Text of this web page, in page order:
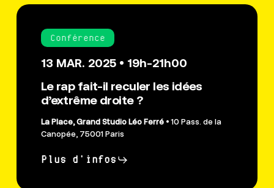
Conférence
13 MAR. 2025 • 19h-21h00
Le rap fait-il reculer les idées
d’extrême droite ?
La Place, Grand Studio Léo Ferré • 10 Pass. de la
Canopée, 75001 Paris
Plus d'infos